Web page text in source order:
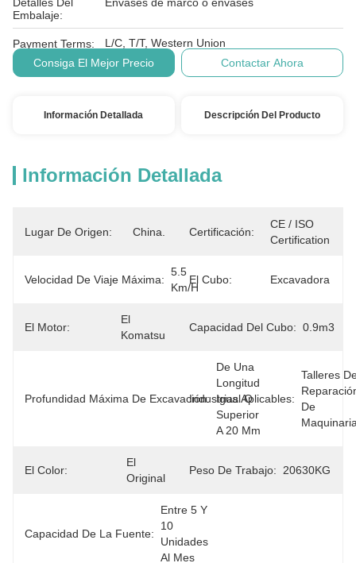
Embalaje:
Payment Terms:
L/C, T/T, Western Union
Consiga El Mejor Precio
Contactar Ahora
Información Detallada Descripción Del Producto
Información Detallada
Lugar De Origen: China. Certificación:
CE / ISO
Certification
Velocidad De Viaje Máxima:
5.5
Km/h
El Cubo: Excavadora
El Motor:
El
Komatsu
Capacidad Del Cubo: 0.9m3
Profundidad Máxima De Excavación:
De Una
Longitud
Igual O
Superior
A 20 Mm
Industrias Aplicables:
Talleres
De
El Color:
El
Original
Peso De Trabajo: 20630KG
Capacidad De La Fuente:
Entre 5 Y
10
Unidades
Al Mes